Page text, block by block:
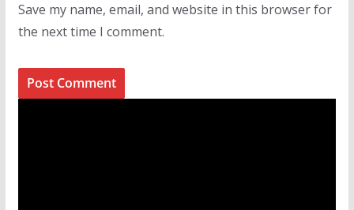
Save my name, email, and website in this browser for
the next time I comment.